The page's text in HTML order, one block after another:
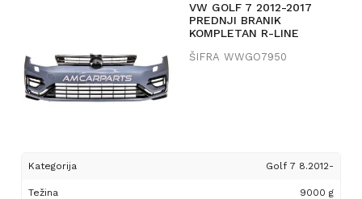
VW GOLF 7 2012-2017
PREDNJI BRANIK
KOMPLETAN R-LINE
ŠIFRA WWGO7950
Kategorija Golf 7 8.2012-
Težina 9000 g